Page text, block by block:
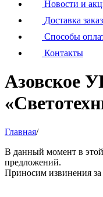
Новости и
Доставка
Способы
Контакты
Азовское
Главная/
В данный момент в
предложений.
Приносим извинения за